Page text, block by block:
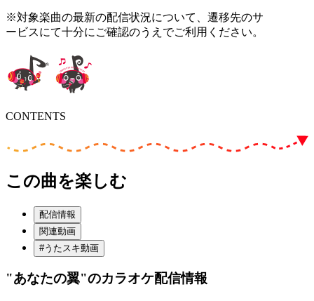
※対象楽曲の最新の配信状況について、遷移先のサ
ービスにて十分にご確認のうえでご利用ください。
CONTENTS
この曲を楽しむ
配信情報
関連動画
#うたスキ動画
"あなたの翼"のカラオケ配信情報